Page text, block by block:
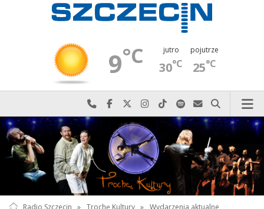
9°C jutro
30°C
pojutrze
25°C
Najlepiej po prostu do nas zadzwoń
Odwiedź nas na Facebook-u
Odwiedź nas na X
Odwiedź nas na Instagram-ie
Odwiedź nas na TikTok-u
Szukaj nas na Spotify
Wyślij do nas
Szukaj
Radio Szczecin » Trochę Kultury » Wydarzenia aktualne